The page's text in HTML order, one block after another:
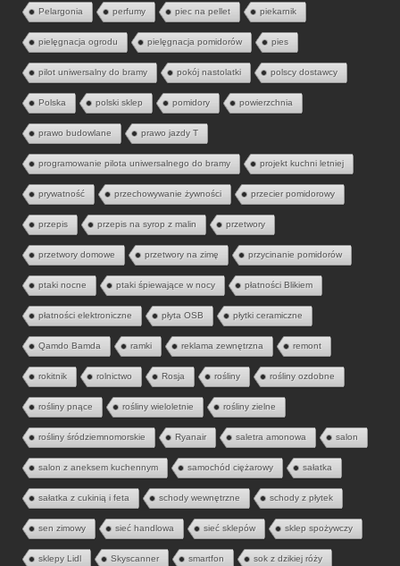
Pelargonia perfumy piec na pellet piekarnik
pielęgnacja ogrodu pielęgnacja pomidorów pies
pilot uniwersalny do bramy pokój nastolatki polscy dostawcy
Polska polski sklep pomidory powierzchnia
prawo budowlane prawo jazdy T
programowanie pilota uniwersalnego do bramy projekt kuchni letniej
prywatność przechowywanie żywności przecier pomidorowy
przepis przepis na syrop z malin przetwory
przetwory domowe przetwory na zimę przycinanie pomidorów
ptaki nocne ptaki śpiewające w nocy płatności Blikiem
płatności elektroniczne płyta OSB płytki ceramiczne
Qamdo Bamda ramki reklama zewnętrzna remont
rokitnik rolnictwo Rosja rośliny rośliny ozdobne
rośliny pnące rośliny wieloletnie rośliny zielne
rośliny śródziemnomorskie Ryanair saletra amonowa salon
salon z aneksem kuchennym samochód ciężarowy sałatka
sałatka z cukinią i feta schody wewnętrzne schody z płytek
sen zimowy sieć handlowa sieć sklepów sklep spożywczy
sklepy Lidl Skyscanner smartfon sok z dzikiej róży